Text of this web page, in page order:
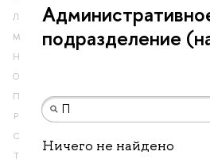
Л
М
Н
О
П
Р
С
Т
подразделение
Ничего не найдено